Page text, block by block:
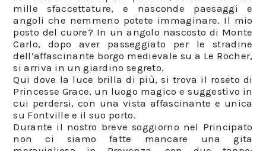
mille sfaccettature, e nasconde paesaggi e
angoli che nemmeno potete immaginare. Il mio
posto del cuore? In un angolo nascosto di Monte
Carlo, dopo aver passeggiato per le stradine
dell’affascinante borgo medievale su a Le Rocher,
si arriva in un giardino segreto.⁣⁣⁣
Qui dove la luce brilla di più, si trova il roseto di
Princesse Grace, un luogo magico e suggestivo in
cui perdersi, con una vista affascinante e unica
su Fontville e il suo porto.⁣
Durante il nostro breve soggiorno nel Principato
non ci siamo fatte mancare una gita